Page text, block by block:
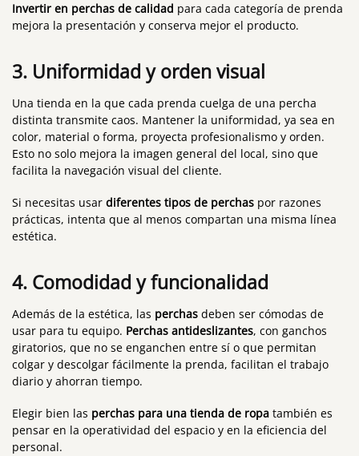
Invertir en perchas de calidad para cada categoría de prenda
mejora la presentación y conserva mejor el producto.
3. Uniformidad y orden visual
Una tienda en la que cada prenda cuelga de una percha
distinta transmite caos. Mantener la uniformidad, ya sea en
color, material o forma, proyecta profesionalismo y orden.
Esto no solo mejora la imagen general del local, sino que
facilita la navegación visual del cliente.
Si necesitas usar diferentes tipos de perchas por razones
prácticas, intenta que al menos compartan una misma línea
estética.
4. Comodidad y funcionalidad
Además de la estética, las perchas deben ser cómodas de
usar para tu equipo. Perchas antideslizantes, con ganchos
giratorios, que no se enganchen entre sí o que permitan
colgar y descolgar fácilmente la prenda, facilitan el trabajo
diario y ahorran tiempo.
Elegir bien las perchas para una tienda de ropa también es
pensar en la operatividad del espacio y en la eficiencia del
personal.